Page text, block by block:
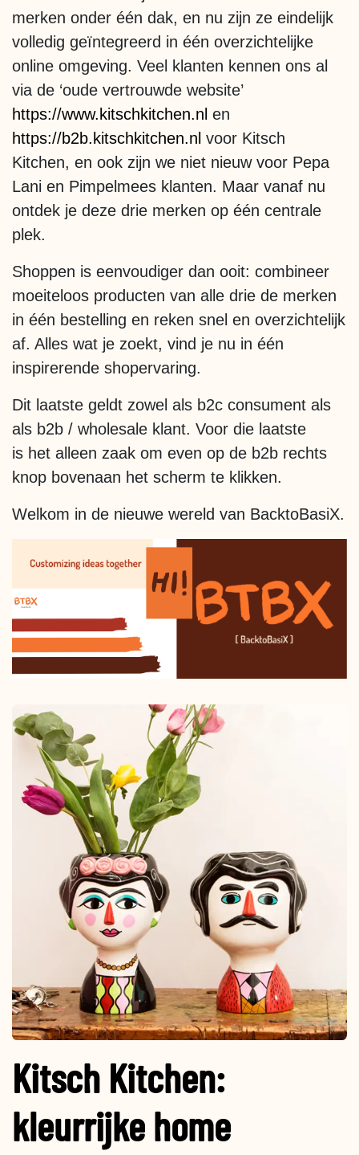
merken onder één dak, en nu zijn ze eindelijk
volledig geïntegreerd in één overzichtelijke
online omgeving. Veel klanten kennen ons al
via de ‘oude vertrouwde website’
https://www.kitschkitchen.nl en
https://b2b.kitschkitchen.nl voor Kitsch
Kitchen, en ook zijn we niet nieuw voor Pepa
Lani en Pimpelmees klanten. Maar vanaf nu
ontdek je deze drie merken op één centrale
plek.
Shoppen is eenvoudiger dan ooit: combineer
moeiteloos producten van alle drie de merken
in één bestelling en reken snel en overzichtelijk
af. Alles wat je zoekt, vind je nu in één
inspirerende shopervaring.
Dit laatste geldt zowel als b2c consument als
als b2b / wholesale klant. Voor die laatste
is het alleen zaak om even op de b2b rechts
knop bovenaan het scherm te klikken.
Welkom in de nieuwe wereld van BacktoBasiX.
Kitsch Kitchen:
kleurrijke home